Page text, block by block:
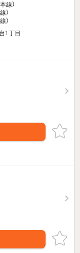
線）
）
）
1丁目